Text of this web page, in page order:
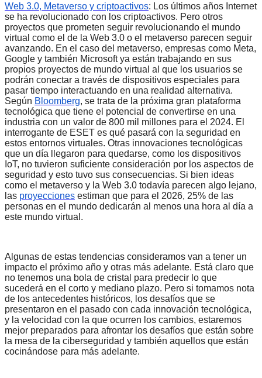
Web 3.0, Metaverso y criptoactivos: Los últimos años Internet
se ha revolucionado con los criptoactivos. Pero otros
proyectos que prometen seguir revolucionando el mundo
virtual como el de la Web 3.0 o el metaverso parecen seguir
avanzando. En el caso del metaverso, empresas como Meta,
Google y también Microsoft ya están trabajando en sus
propios proyectos de mundo virtual al que los usuarios se
podrán conectar a través de dispositivos especiales para
pasar tiempo interactuando en una realidad alternativa.
Según Bloomberg, se trata de la próxima gran plataforma
tecnológica que tiene el potencial de convertirse en una
industria con un valor de 800 mil millones para el 2024. El
interrogante de ESET es qué pasará con la seguridad en
estos entornos virtuales. Otras innovaciones tecnológicas
que un día llegaron para quedarse, como los dispositivos
IoT, no tuvieron suficiente consideración por los aspectos de
seguridad y esto tuvo sus consecuencias. Si bien ideas
como el metaverso y la Web 3.0 todavía parecen algo lejano,
las proyecciones estiman que para el 2026, 25% de las
personas en el mundo dedicarán al menos una hora al día a
este mundo virtual.
Algunas de estas tendencias consideramos van a tener un
impacto el próximo año y otras más adelante. Está claro que
no tenemos una bola de cristal para predecir lo que
sucederá en el corto y mediano plazo. Pero si tomamos nota
de los antecedentes históricos, los desafíos que se
presentaron en el pasado con cada innovación tecnológica,
y la velocidad con la que ocurren los cambios, estaremos
mejor preparados para afrontar los desafíos que están sobre
la mesa de la ciberseguridad y también aquellos que están
cocinándose para más adelante.